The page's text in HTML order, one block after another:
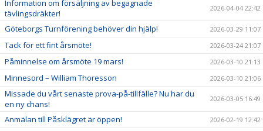
Information om försäljning av begagnade
tävlingsdräkter!
2026-04-04 22:42
Göteborgs Turnförening behöver din hjälp! 2026-03-29 11:07
Tack för ett fint årsmöte! 2026-03-24 21:07
Påminnelse om årsmöte 19 mars! 2026-03-10 21:13
Minnesord – William Thoresson 2026-03-10 21:06
Missade du vårt senaste prova-på-tillfälle? Nu har du
en ny chans!
2026-03-05 16:49
Anmälan till Påsklägret är öppen! 2026-02-19 12:42